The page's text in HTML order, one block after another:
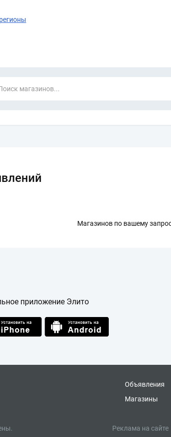
Магазинов по вашему
приложение Элито
Объявления
Магазины
Реклама на сайте